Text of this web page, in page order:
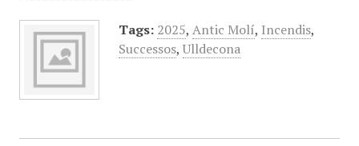
Tags: 2025, Antic Molí, Incendis,
Successos, Ulldecona